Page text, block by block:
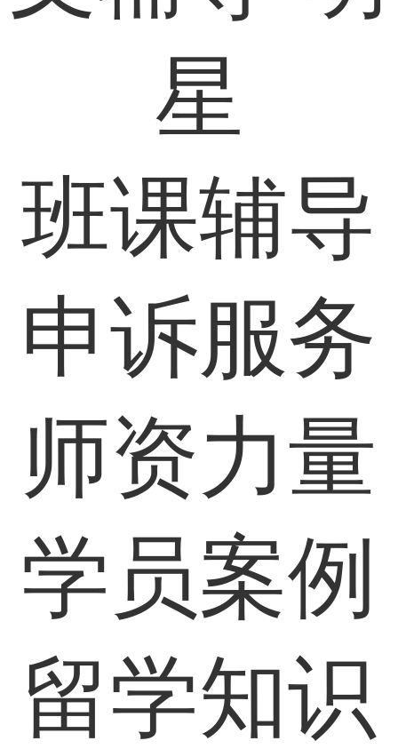
星
班课辅导
申诉服务
师资力量
学员案例
留学知识